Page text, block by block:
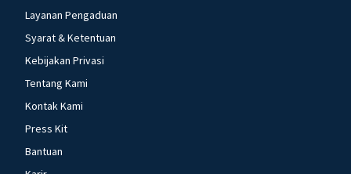
Layanan Pengaduan
Syarat & Ketentuan
Kebijakan Privasi
Tentang Kami
Kontak Kami
Press Kit
Bantuan